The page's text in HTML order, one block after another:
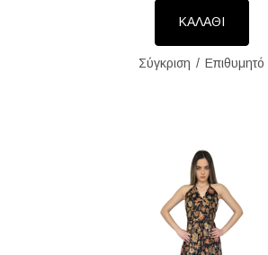
ΚΑΛΑΘΙ
Σύγκριση Επιθυμητό